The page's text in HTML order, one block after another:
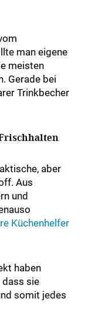
man eigene
meisten
Gerade bei
Trinkbecher
aber
Aus
und
Küchenhelfer
haben
dass sie
somit jedes